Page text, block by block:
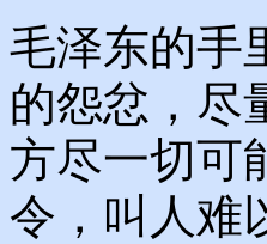
毛泽东的手
的怨忿，尽
方尽一切可
令，叫人